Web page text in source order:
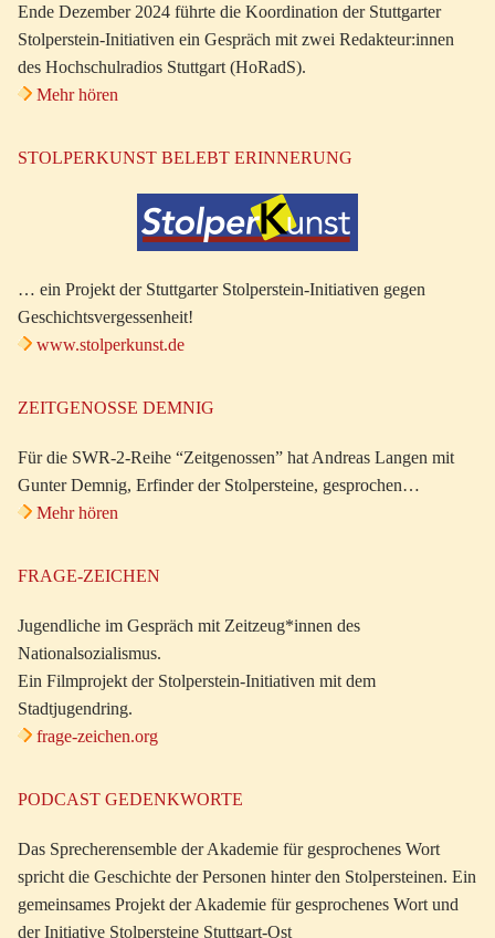
Ende Dezember 2024 führte die Koordination der Stuttgarter
Stolperstein-Initiativen ein Gespräch mit zwei Redakteur:innen
des Hochschulradios Stuttgart (HoRadS).
Mehr hören
STOLPERKUNST BELEBT ERINNERUNG
… ein Projekt der Stuttgarter Stolperstein-Initiativen gegen
Geschichtsvergessenheit!
www.stolperkunst.de
ZEITGENOSSE DEMNIG
Für die SWR-2-Reihe “Zeitgenossen” hat Andreas Langen mit
Gunter Demnig, Erfinder der Stolpersteine, gesprochen…
Mehr hören
FRAGE-ZEICHEN
Jugendliche im Gespräch mit Zeitzeug*innen des
Nationalsozialismus.
Ein Filmprojekt der Stolperstein-Initiativen mit dem
Stadtjugendring.
frage-zeichen.org
PODCAST GEDENKWORTE
Das Sprecherensemble der Akademie für gesprochenes Wort
spricht die Geschichte der Personen hinter den Stolpersteinen. Ein
gemeinsames Projekt der Akademie für gesprochenes Wort und
der Initiative Stolpersteine Stuttgart-Ost